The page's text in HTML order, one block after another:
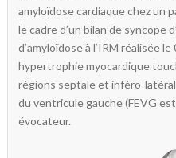
amyloïdose cardiaque chez un
le cadre d’un bilan de syncope
d’amyloïdose à l’IRM réalisée
hypertrophie myocardique
régions septale et inféro-
du ventricule gauche (FEVG
évocateur.